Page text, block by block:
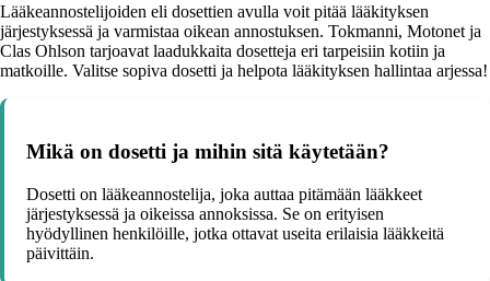
Lääkeannostelijoiden eli dosettien avulla voit pitää lääkityksen
järjestyksessä ja varmistaa oikean annostuksen. Tokmanni, Motonet ja
Clas Ohlson tarjoavat laadukkaita dosetteja eri tarpeisiin kotiin ja
matkoille. Valitse sopiva dosetti ja helpota lääkityksen hallintaa arjessa!
Mikä on dosetti ja mihin sitä käytetään?
Dosetti on lääkeannostelija, joka auttaa pitämään lääkkeet
järjestyksessä ja oikeissa annoksissa. Se on erityisen
hyödyllinen henkilöille, jotka ottavat useita erilaisia lääkkeitä
päivittäin.